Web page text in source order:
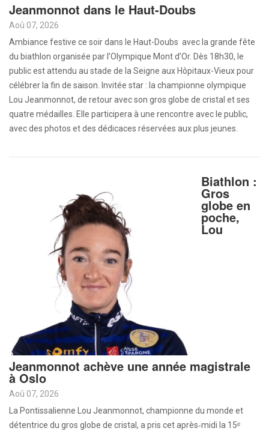
Jeanmonnot dans le Haut-Doubs
Aoû 07, 2026
Ambiance festive ce soir dans le Haut-Doubs avec la grande fête
du biathlon organisée par l’Olympique Mont d’Or. Dès 18h30, le
public est attendu au stade de la Seigne aux Hôpitaux-Vieux pour
célébrer la fin de saison. Invitée star : la championne olympique
Lou Jeanmonnot, de retour avec son gros globe de cristal et ses
quatre médailles. Elle participera à une rencontre avec le public,
avec des photos et des dédicaces réservées aux plus jeunes.
Biathlon :
Gros
globe en
poche,
Lou
Jeanmonnot achève une année magistrale
à Oslo
Aoû 07, 2026
La Pontissalienne Lou Jeanmonnot, championne du monde et
détentrice du gros globe de cristal, a pris cet après‑midi la 15ᵉ